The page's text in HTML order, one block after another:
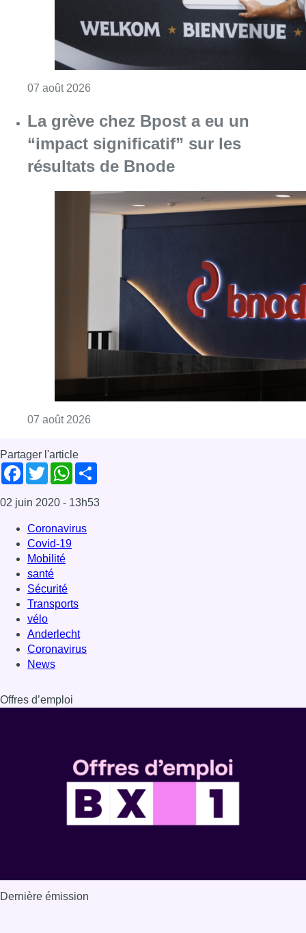
07 août 2026
La grève chez Bpost a eu un
“impact significatif” sur les
résultats de Bnode
07 août 2026
Partager l'article
Facebook
TwitterWhatsApp
02 juin 2020 - 13h53
Coronavirus
Covid-19
Mobilité
santé
Sécurité
Transports
vélo
Anderlecht
Coronavirus
News
Offres d’emploi
Dernière émission